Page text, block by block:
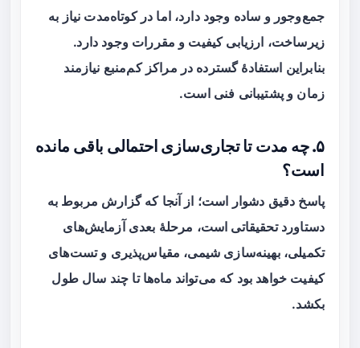
جمع‌وجور و ساده وجود دارد، اما در کوتاه‌مدت نیاز به
زیرساخت، ارزیابی کیفیت و مقررات وجود دارد.
بنابراین استفادهٔ گسترده در مراکز کم‌منبع نیازمند
زمان و پشتیبانی فنی است.
۵. چه مدت تا تجاری‌سازی احتمالی باقی مانده
است؟
پاسخ دقیق دشوار است؛ از آنجا که گزارش مربوط به
دستاورد تحقیقاتی است، مرحلهٔ بعدی آزمایش‌های
تکمیلی، بهینه‌سازی شیمی، مقیاس‌پذیری و تست‌های
کیفیت خواهد بود که می‌تواند ماه‌ها تا چند سال طول
بکشد.